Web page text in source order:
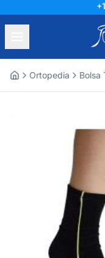
Ortopedia Bolsa